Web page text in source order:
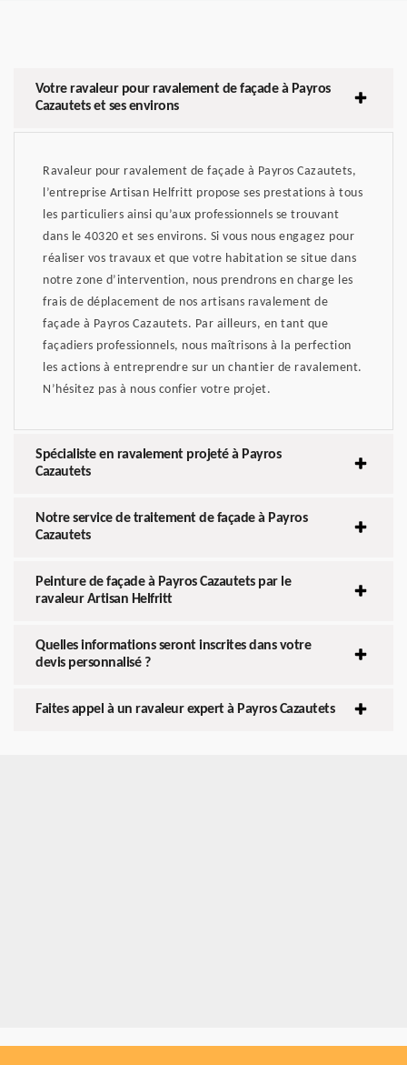
Votre ravaleur pour ravalement de façade à Payros
Cazautets et ses environs
Ravaleur pour ravalement de façade à Payros Cazautets,
l’entreprise Artisan Helfritt propose ses prestations à tous
les particuliers ainsi qu’aux professionnels se trouvant
dans le 40320 et ses environs. Si vous nous engagez pour
réaliser vos travaux et que votre habitation se situe dans
notre zone d’intervention, nous prendrons en charge les
frais de déplacement de nos artisans ravalement de
façade à Payros Cazautets. Par ailleurs, en tant que
façadiers professionnels, nous maîtrisons à la perfection
les actions à entreprendre sur un chantier de ravalement.
N’hésitez pas à nous confier votre projet.
Spécialiste en ravalement projeté à Payros
Cazautets
Notre service de traitement de façade à Payros
Cazautets
Peinture de façade à Payros Cazautets par le
ravaleur Artisan Helfritt
Quelles informations seront inscrites dans votre
devis personnalisé ?
Faites appel à un ravaleur expert à Payros Cazautets